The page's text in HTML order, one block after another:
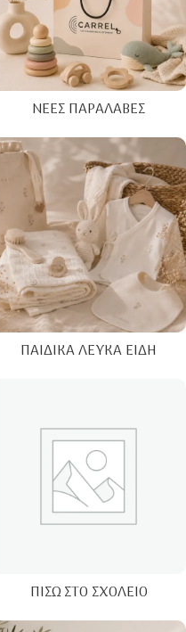
ΝΈΕΣ ΠΑΡΑΛΑΒΈΣ
ΠΑΙΔΙΚΆ ΛΕΥΚΆ ΕΊΔΗ
ΠΊΣΩ ΣΤΟ ΣΧΟΛΕΊΟ